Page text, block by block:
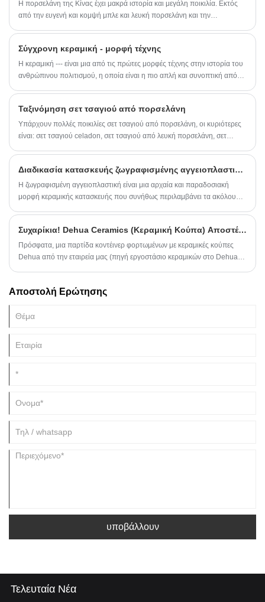
Η πορσελάνη της Κίνας έχει μακρά ιστορία και μεγάλη ποικιλία. Εκτός
από την ευγενή και κομψή μπλε και λευκή πορσελάνη και την
να έχει πολύχρωμα σχέδια και έντονα χρώματα, με την απλότητά της
δείχνει στους ανθρώπους τη φυσική ομορφιά.
Σύγχρονη κεραμική - μορφή τέχνης
Η κεραμική --- είναι μια από τις πρώτες μορφές τέχνης στην ιστορία του
ανθρώπινου πολιτισμού, η οποία είναι η πιο απλή και συνοπτική από
να κατανοήσουμε την πολιτιστική χροιά μιας εποχής και το εθνικό
πνεύμα μιας χώρας!
Ταξινόμηση σετ τσαγιού από πορσελάνη
Υπάρχουν πολλές ποικιλίες σετ τσαγιού από πορσελάνη, οι κυριότερες
είναι: σετ τσαγιού celadon, σετ τσαγιού από λευκή πορσελάνη, σετ
ανάπτυξης της κινεζικής κουλτούρας τσαγιού.
Διαδικασία κατασκευής ζωγραφισμένης αγγειοπλαστικής
Η ζωγραφισμένη αγγειοπλαστική είναι μια αρχαία και παραδοσιακή
μορφή κεραμικής κατασκευής που συνήθως περιλαμβάνει τα ακόλουθα
Συχαρίκια! Dehua Ceramics (Κεραμική Κούπα) Αποστέλλεται στο εξωτερικό χύμα
Πρόσφατα, μια παρτίδα κοντέινερ φορτωμένων με κεραμικές κούπες
Dehua από την εταιρεία μας (πηγή εργοστάσιο κεραμικών στο Dehua)
Αποστολή Ερώτησης
υποβάλλουν
Τελευταία Νέα